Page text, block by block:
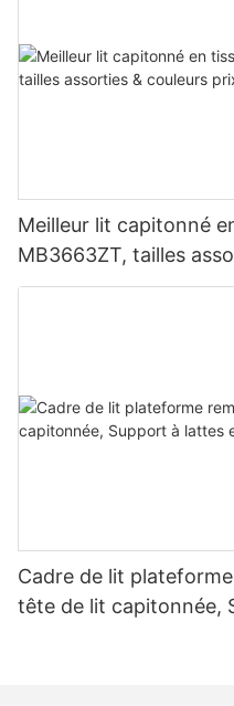
Meilleur lit capitonné
MB3663ZT, tailles
d'usine - JLH Furniture
Cadre de lit
tête de lit capitonnée,